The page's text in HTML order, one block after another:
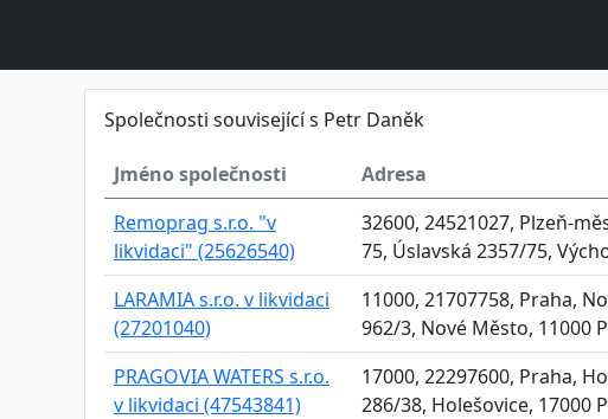
Společnosti související s Petr Daněk
Jméno společnosti
Adresa
Remoprag s.r.o. "v
likvidaci" (25626540)
32600, 24521027, Plzeň-
75, Úslavská 2357/75,
LARAMIA s.r.o. v likvidaci
(27201040)
11000, 21707758, Praha,
962/3, Nové Město, 11000
PRAGOVIA WATERS s.r.o.
v likvidaci (47543841)
17000, 22297600, Praha,
286/38, Holešovice, 17000